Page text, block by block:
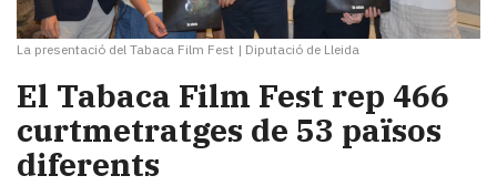
La presentació del Tabaca Film Fest | Diputació de Lleida
El Tabaca Film Fest rep 466
curtmetratges de 53 països
diferents